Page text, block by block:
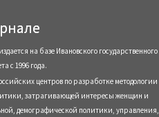
на базе Ивановского государственного
с 1996 года.
центров по разработке методологии
затрагивающей интересы женщин и
демографической политики, управления,